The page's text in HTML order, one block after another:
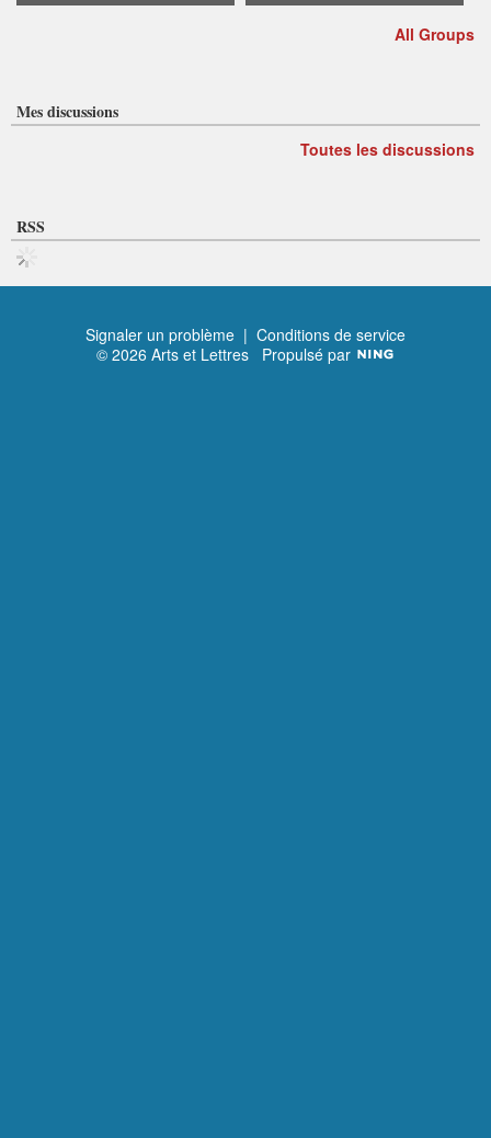
All Groups
Mes discussions
Toutes les discussions
RSS
Signaler un problème | Conditions de service
© 2026 Arts et Lettres Propulsé par